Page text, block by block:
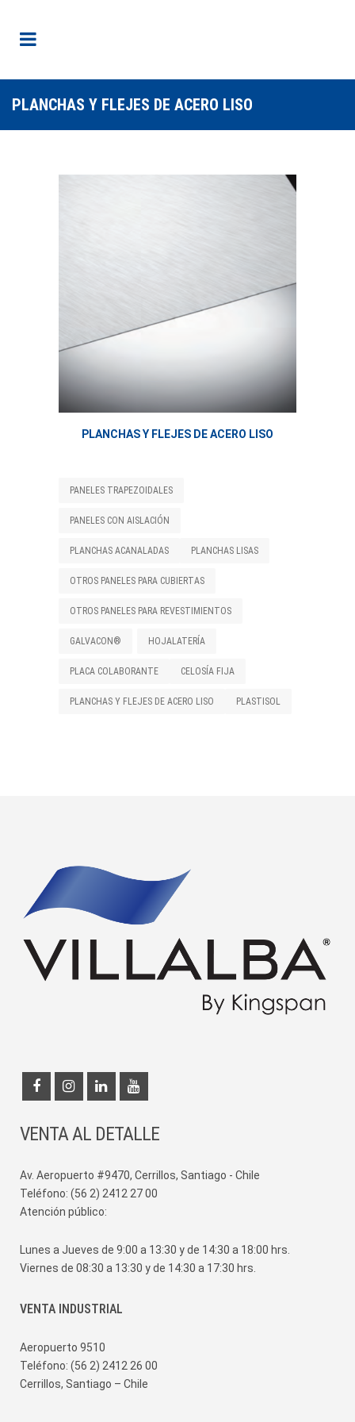
PLANCHAS Y FLEJES DE ACERO LISO
PLANCHAS Y FLEJES DE ACERO LISO
PANELES TRAPEZOIDALES
PANELES CON AISLACIÓN
PLANCHAS ACANALADAS PLANCHAS LISAS
OTROS PANELES PARA CUBIERTAS
OTROS PANELES PARA REVESTIMIENTOS
GALVACON® HOJALATERÍA
PLACA COLABORANTE CELOSÍA FIJA
PLANCHAS Y FLEJES DE ACERO LISO PLASTISOL
VENTA AL DETALLE
Av. Aeropuerto #9470, Cerrillos, Santiago - Chile
Teléfono: (56 2) 2412 27 00
Atención público:
Lunes a Jueves de 9:00 a 13:30 y de 14:30 a 18:00 hrs.
Viernes de 08:30 a 13:30 y de 14:30 a 17:30 hrs.
VENTA INDUSTRIAL
Aeropuerto 9510
Teléfono: (56 2) 2412 26 00
Cerrillos, Santiago – Chile